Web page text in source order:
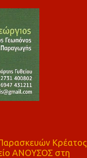
Κρέατος
ΑΝΟΥΣΟΣ στη